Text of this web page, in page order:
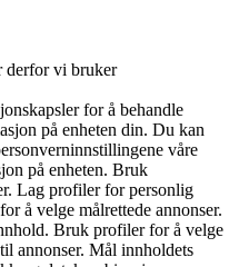
derfor vi bruker
for å behandle
på enheten din. Du kan
våre
på enheten. Bruk
Lag profiler for personlig
å velge målrettede annonser.
Bruk profiler for å velge
annonser. Mål innholdets